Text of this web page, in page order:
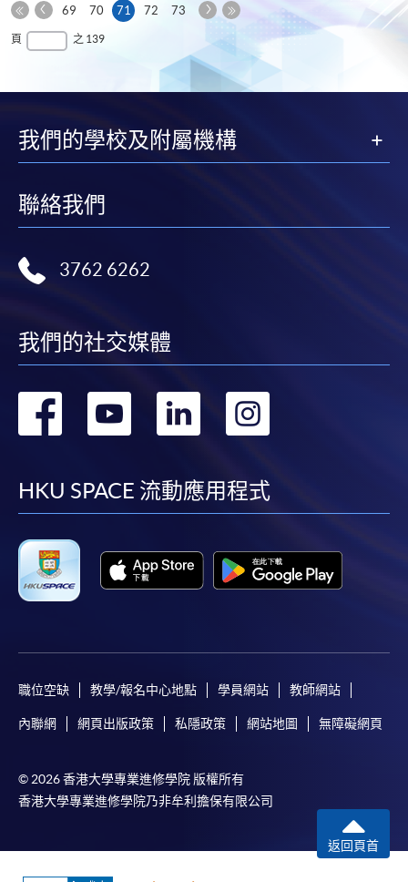
第
一
上
69 70 71 本
72 73
下
頁
最
頁 之 139
我們的學校及附屬機構
聯絡我們
3762 6262
我們的社交媒體
轉
facebook
轉
youtube
轉
linkedin
轉
HKU SPACE 流動應用程式
職位空缺 教學/報名中心地點 學員網站 教師網站
內聯網 網頁出版政策 私隱政策 網站地圖 無障礙網頁
© 2026 香港大學專業進修學院 版權所有
香港大學專業進修學院乃非牟利擔保有限公司
返回頁首